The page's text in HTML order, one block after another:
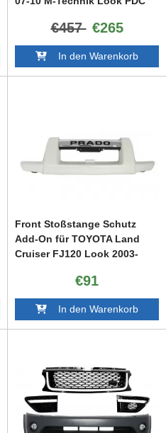
€457 €265
In den Warenkorb
Front Stoßstange Schutz
Add-On für TOYOTA Land
Cruiser FJ120 Look 2003-
€91
In den Warenkorb